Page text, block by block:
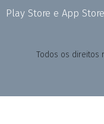
Play Store e App Store
Todos os direitos